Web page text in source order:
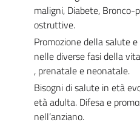
maligni, Diabete,
ostruttive.
Promozione della salute
nelle diverse fasi della
, prenatale e neonatale.
Bisogni di salute in età
età adulta. Difesa e
nell’anziano.